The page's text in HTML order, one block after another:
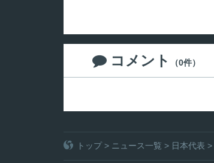
 コメント （0件）
トップ> ニュース一覧 > 日本代表 >